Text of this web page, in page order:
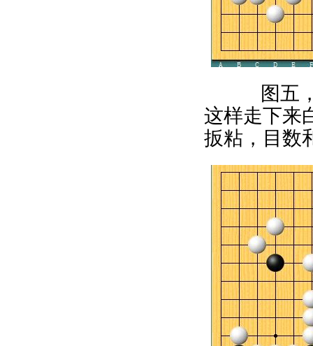
图五，
这样走下来
扳粘，目数